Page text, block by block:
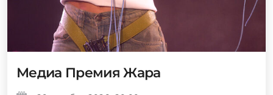
Медиа Премия Жара